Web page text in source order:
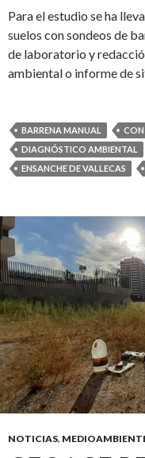
Para el estudio se ha
suelos con sondeos de
de laboratorio y
ambiental o informe de
BARRENA MANUAL
DIAGNÓSTICO AMBIENTAL
ENSANCHE DE VALLECAS
NOTICIAS,